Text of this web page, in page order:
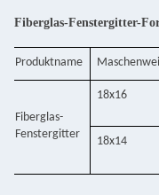
Fiberglas-Fenstergitter-
Produktname
Fiberglas-
Fenstergitter
18x16
18x14